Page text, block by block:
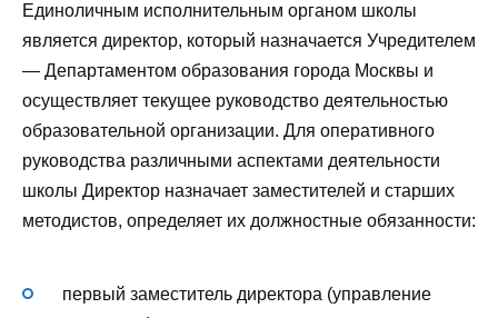
Единоличным исполнительным органом школы
является директор, который назначается Учредителем
— Департаментом образования города Москвы и
осуществляет текущее руководство деятельностью
образовательной организации. Для оперативного
руководства различными аспектами деятельности
школы Директор назначает заместителей и старших
методистов, определяет их должностные обязанности:
первый заместитель директора (управление